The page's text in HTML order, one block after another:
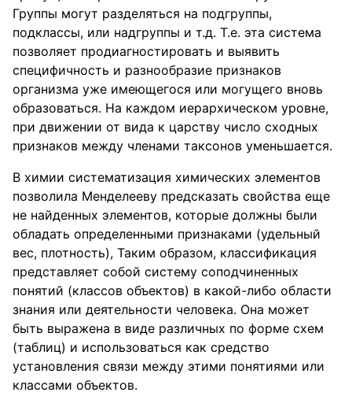
Группы могут разделяться на подгруппы,
подклассы, или надгруппы и т.д. Т.е. эта система
позволяет продиагностировать и выявить
специфичность и разнообразие признаков
организма уже имеющегося или могущего вновь
образоваться. На каждом иерархическом уровне,
при движении от вида к царству число сходных
признаков между членами таксонов уменьшается.
В химии систематизация химических элементов
позволила Менделееву предсказать свойства еще
не найденных элементов, которые должны были
обладать определенными признаками (удельный
вес, плотность), Таким образом, классификация
представляет собой систему соподчиненных
понятий (классов объектов) в какой-либо области
знания или деятельности человека. Она может
быть выражена в виде различных по форме схем
(таблиц) и использоваться как средство
установления связи между этими понятиями или
классами объектов.